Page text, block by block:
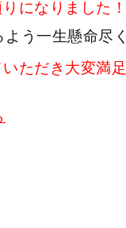
になりました！
う一生懸命尽
ただき大変満